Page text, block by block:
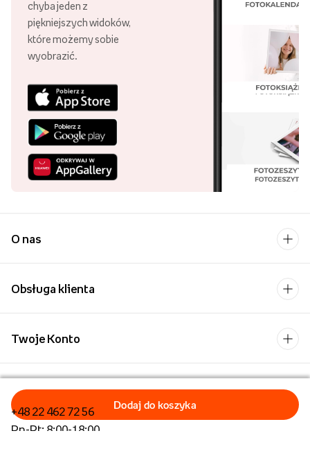
chyba jeden z
piękniejszych widoków,
które możemy sobie
wyobrazić.
O nas
Obsługa klienta
Kontakt
+48 22 462 72 56
Pn-Pt: 8:00-18:00
Twoje Konto